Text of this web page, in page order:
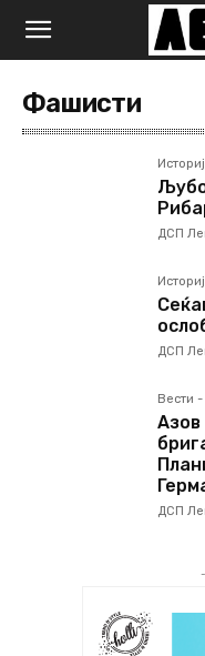
Фашисти
ДСП
ДСП
Вести
Азов
ДСП